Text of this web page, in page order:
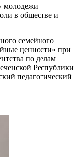
молодежи
в обществе и
семейного
ценности» при
по делам
Республики
педагогический